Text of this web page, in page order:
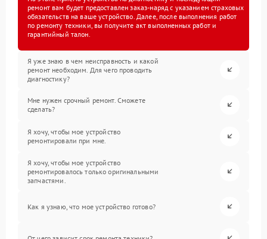
ремонт вам будет предоставлен заказ-наряд с указанием страховых
обязательств на ваше устройство. Далее, после выполнения работ
по ремонту техники, вы получите акт выполненных работ и
гарантийный талон.
Я уже знаю в чем неисправность и какой
ремонт необходим. Для чего проводить
диагностику?
Мне нужен срочный ремонт. Сможете
сделать?
Я хочу, чтобы мое устройство
ремонтировали при мне.
Я хочу, чтобы мое устройство
ремонтировалось только оригинальными
запчастями.
Как я узнаю, что мое устройство готово?